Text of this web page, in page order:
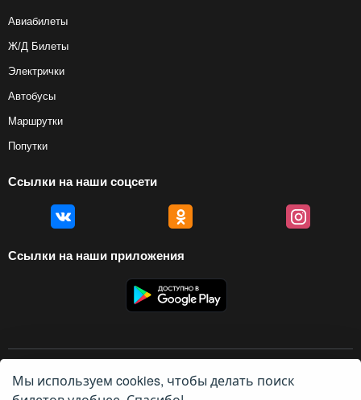
Авиабилеты
Ж/Д Билеты
Электрички
Автобусы
Маршрутки
Попутки
Ссылки на наши соцсети
Ссылки на наши приложения
права защищены. Покупка билетов на маршрутку осуществляется
пользователем самостоятельно на сайтах партнеров, BiletyPlus не несет
Мы используем cookies, чтобы делать поиск